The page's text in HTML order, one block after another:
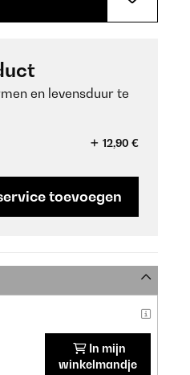
en levensduur te
12,90 €
toevoegen
In mijn
winkelmandje